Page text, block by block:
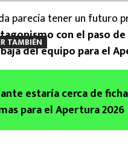
parecía tener un futuro
con el paso
del equipo para el
TAMBIÉN
estaría cerca de
para el Apertura 2026